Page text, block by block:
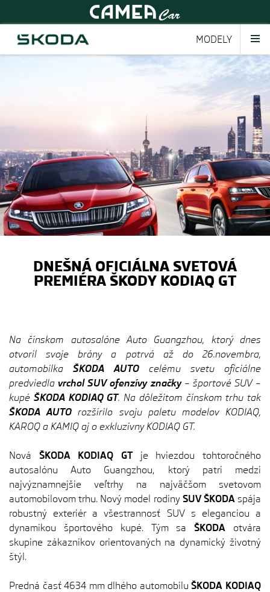
MODELY
DNEŠNÁ OFICIÁLNA SVETOVÁ
PREMIÉRA ŠKODY KODIAQ GT
Na čínskom autosalóne Auto Guangzhou, ktorý dnes
otvoril svoje brány a potrvá až do 26.novembra,
automobilka ŠKODA AUTO celému svetu oficiálne
predviedlavrchol SUV ofenzívy značky– športové SUV –
kupé ŠKODA KODIAQ GT. Na dôležitom čínskom trhu tak
ŠKODA AUTO rozšírilo svoju paletu modelov KODIAQ,
KAROQ a KAMIQ aj o exkluzívny KODIAQ GT.
Nová ŠKODA KODIAQ GTje hviezdou tohtoročného
autosalónu Auto Guangzhou, ktorý patrí medzi
najvýznamnejšie veľtrhy na najväčšom svetovom
automobilovom trhu. Nový model rodiny SUV ŠKODAspája
robustný exteriér a všestrannosť SUV s eleganciou a
dynamikou športového kupé. Tým saŠKODA otvára
skupine zákazníkov orientovaných na dynamický životný
štýl.
Predná časť 4634 mm dlhého automobiluŠKODA KODIAQ